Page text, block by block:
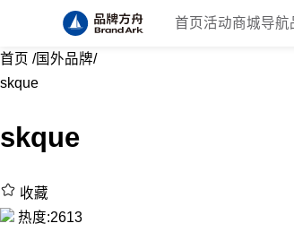
首页 活动商城导航
首页 /国外品牌/
skque
skque
收藏
热度:2613